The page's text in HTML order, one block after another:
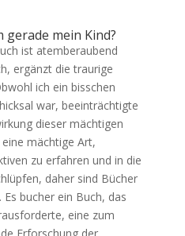
gerade mein Kind?
ist atemberaubend
ergänzt die traurige
ich ein bisschen
war, beeinträchtigte
dieser mächtigen
mächtige Art,
zu erfahren und in die
daher sind Bücher
bucher ein Buch, das
eine zum